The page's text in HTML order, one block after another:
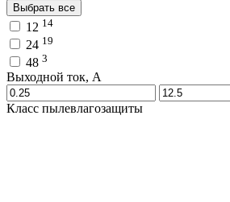
Выбрать все
12 14
24 19
48 3
Выходной ток, A
Класс пылевлагозащиты